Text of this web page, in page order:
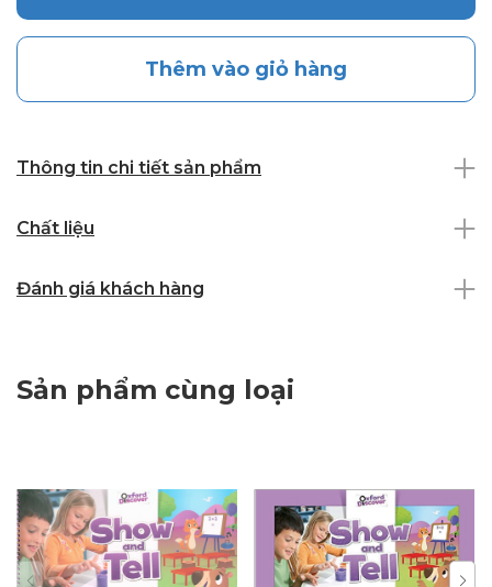
Thêm vào giỏ hàng
Thông tin chi tiết sản phẩm
Chất liệu
Đánh giá khách hàng
Sản phẩm cùng loại